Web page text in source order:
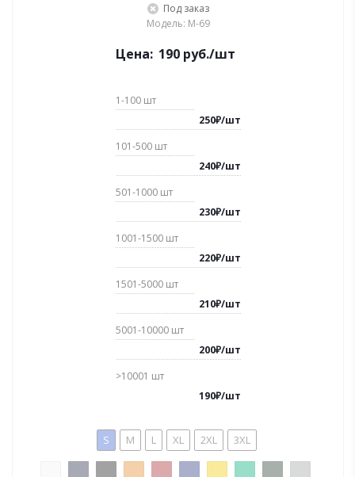
Под заказ
Модель: М-69
Цена: 190 руб./шт
1-100 шт
250₽/шт
101-500 шт
240₽/шт
501-1000 шт
230₽/шт
1001-1500 шт
220₽/шт
1501-5000 шт
210₽/шт
5001-10000 шт
200₽/шт
>10001 шт
190₽/шт
S M L XL 2XL 3XL